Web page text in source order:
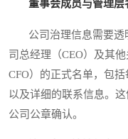
董事会成员与管理层
公司治理信息需要透
司总经理（CEO）及其
CFO）的正式名单，包
以及详细的联系信息。
公司公章确认。